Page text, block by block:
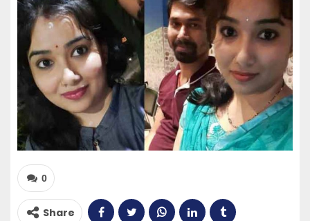
0
Share